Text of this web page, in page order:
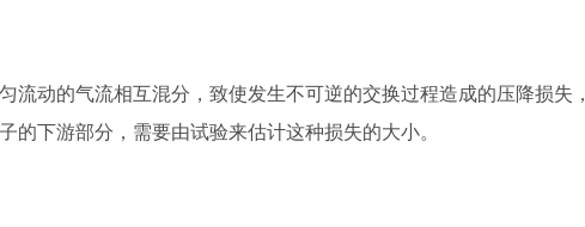
流动的气流相互混分，致使发生不可逆的交换过程造成的压降损失，
下游部分，需要由试验来估计这种损失的大小。